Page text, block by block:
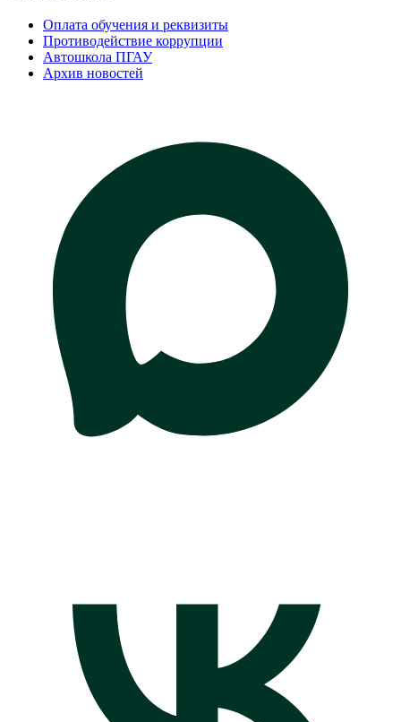
Оплата обучения и реквизиты
Противодействие коррупции
Автошкола ПГАУ
Архив новостей